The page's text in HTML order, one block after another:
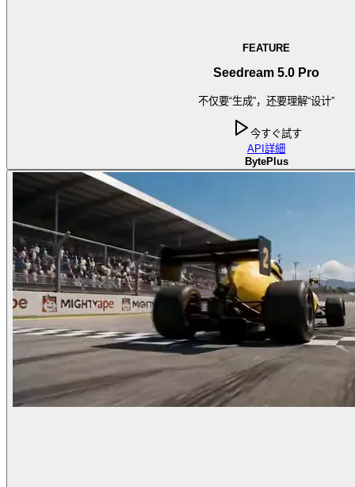
FEATURE
Seedream 5.0 Pro
不仅要“生成”，还要理解“设计”
今すぐ試す
API 詳細
BytePlus